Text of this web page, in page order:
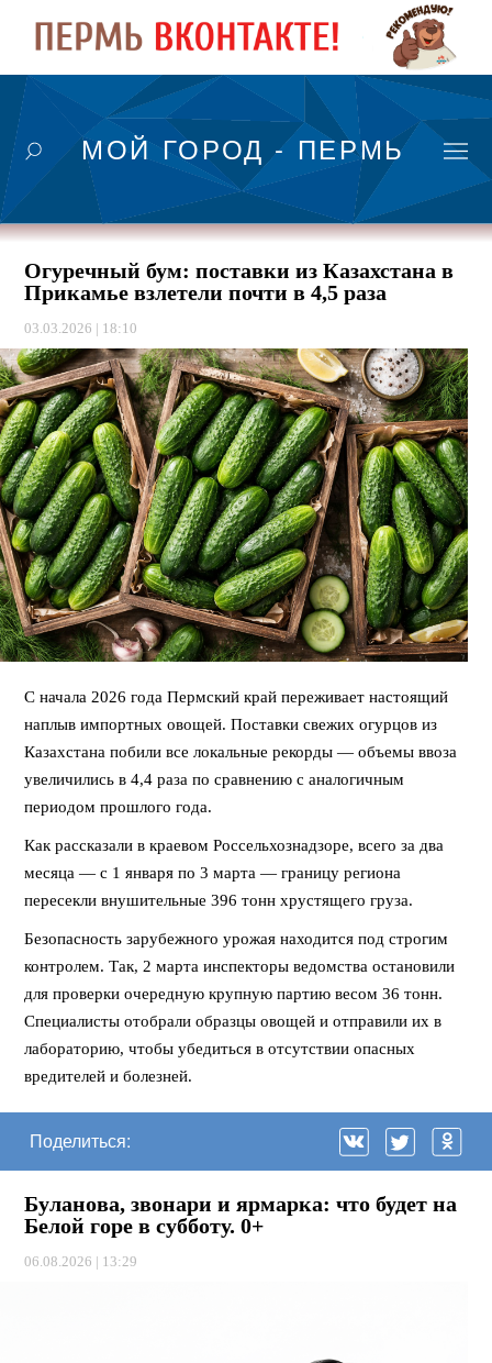
МОЙ ГОРОД - ПЕРМЬ
Огуречный бум: поставки из Казахстана в
Прикамье взлетели почти в 4,5 раза
03.03.2026 | 18:10
С начала 2026 года Пермский край переживает настоящий
наплыв импортных овощей. Поставки свежих огурцов из
Казахстана побили все локальные рекорды — объемы ввоза
увеличились в 4,4 раза по сравнению с аналогичным
периодом прошлого года.
Как рассказали в краевом Россельхознадзоре, всего за два
месяца — с 1 января по 3 марта — границу региона
пересекли внушительные 396 тонн хрустящего груза.
Безопасность зарубежного урожая находится под строгим
контролем. Так, 2 марта инспекторы ведомства остановили
для проверки очередную крупную партию весом 36 тонн.
Специалисты отобрали образцы овощей и отправили их в
лабораторию, чтобы убедиться в отсутствии опасных
вредителей и болезней.
Поделиться:
Буланова, звонари и ярмарка: что будет на
Белой горе в субботу. 0+
06.08.2026 | 13:29